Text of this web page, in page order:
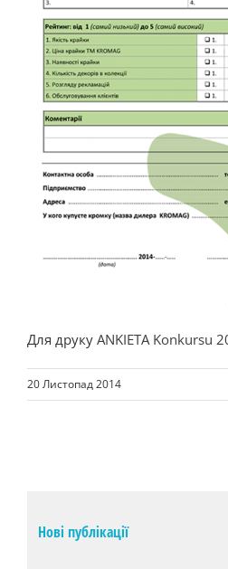
Для друку ANKIETA Konkursu
20 Листопад 2014
Нові публікації